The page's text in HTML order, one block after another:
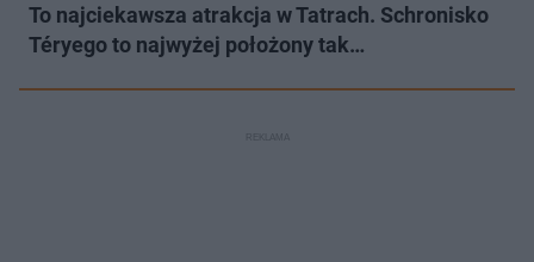
To najciekawsza atrakcja w Tatrach. Schronisko
Téryego to najwyżej położony tak…